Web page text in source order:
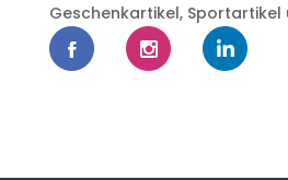
Geschenkartikel, Sportartikel